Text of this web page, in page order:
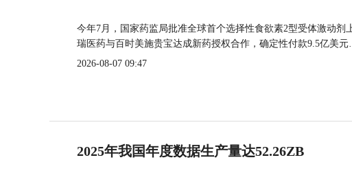
今年7月，国家药监局批准全球首个选择性食欲素2型受体激动
瑞医药与百时美施贵宝达成新药授权合作，确定性付款9.5亿美
2026-08-07 09:47
2025年我国年度数据生产量达52.26ZB